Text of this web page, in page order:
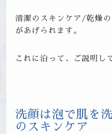
清潔のスキンケア/乾燥
があげられます。
これに沿って、ご説明し
洗顔は泡で肌を
のスキンケア